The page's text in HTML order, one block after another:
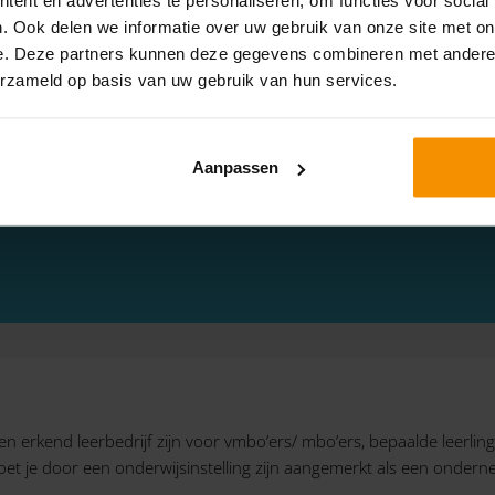
Ook delen we informatie over uw gebruik van onze site met
Deze partners kunnen deze gegevens combineren met
op basis van uw gebruik van hun services.
Aanpassen
LET OP!
2022. Dit is dan ook, op basis van de huidige
worden aangevraagd. Op moment van
te verlengen voor het studiejaar 2022-2023.
erkend leerbedrijf zijn voor vmbo’ers/ mbo’ers, bepaalde
je door een onderwijsinstelling zijn aangemerkt als een